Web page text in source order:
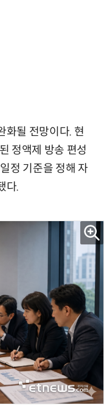
화될 전망이다. 현
정액제 방송 편성
정 기준을 정해 자
다.